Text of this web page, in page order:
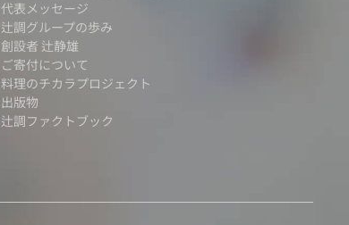
代表メッセージ
辻調グループの歩み
創設者 辻静雄
ご寄付について
料理のチカラプロジェクト
出版物
辻調ファクトブック